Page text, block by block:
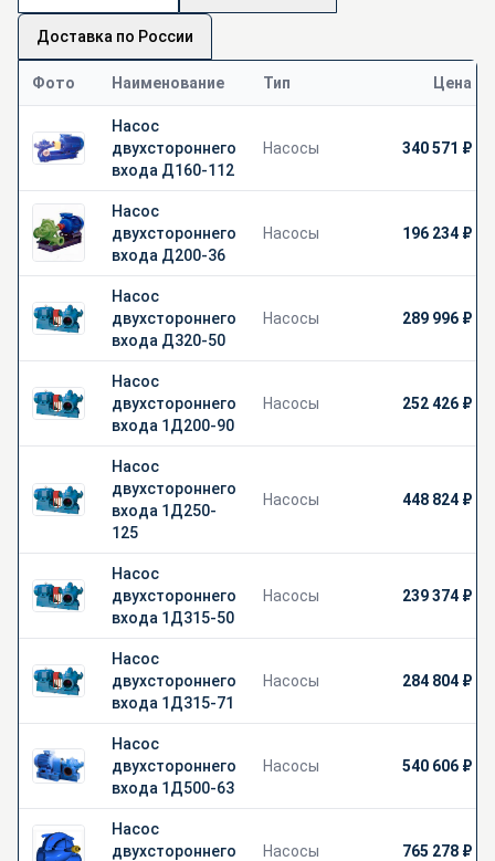
Доставка по России
Фото Наименование Тип Цена
Насос
двухстороннего
входа Д160-112
Насосы 340 571 ₽
Насос
двухстороннего
входа Д200-36
Насосы 196 234 ₽
Насос
двухстороннего
входа Д320-50
Насосы 289 996 ₽
Насос
двухстороннего
входа 1Д200-90
Насосы 252 426 ₽
Насос
двухстороннего
входа 1Д250-
125
Насосы 448 824 ₽
Насос
двухстороннего
входа 1Д315-50
Насосы 239 374 ₽
Насос
двухстороннего
входа 1Д315-71
Насосы 284 804 ₽
Насос
двухстороннего
входа 1Д500-63
Насосы 540 606 ₽
Насос
двухстороннего
Насосы 765 278 ₽